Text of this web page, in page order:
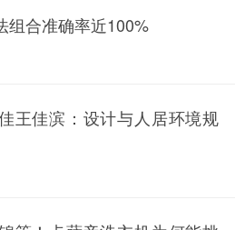
组合准确率近100%
王佳滨：设计与人居环境规